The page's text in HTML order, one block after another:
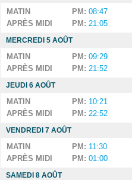
MATIN PM: 08:47
APRÈS MIDI
PM: 21:05
MERCREDI 5 AOÛT
MATIN PM: 09:29
APRÈS MIDI
PM: 21:52
JEUDI 6 AOÛT
MATIN PM: 10:21
APRÈS MIDI
PM: 22:52
VENDREDI 7 AOÛT
MATIN PM: 11:30
APRÈS MIDI
PM: 01:00
SAMEDI 8 AOÛT